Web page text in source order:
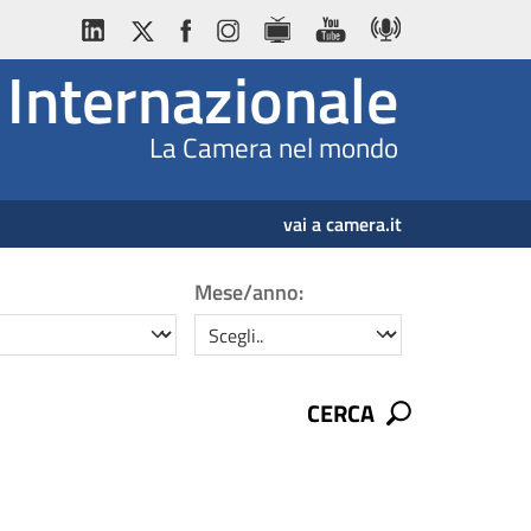
Internazionale
La Camera nel mondo
vai a camera.it
Mese/anno:
mese/anno
CERCA